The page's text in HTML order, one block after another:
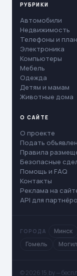
РУБРИКИ
Автомобили
Недвижимость
Телефоны и
Электроника
Компьютеры
Мебель
Одежда
Детям и мамам
Животные дома
О САЙТЕ
О проекте
Подать
Правила
Безопасные
Помощь и FAQ
Контакты
Реклама на
API для
ГОРОДА Минск
Гомель
© 2026 15.by —